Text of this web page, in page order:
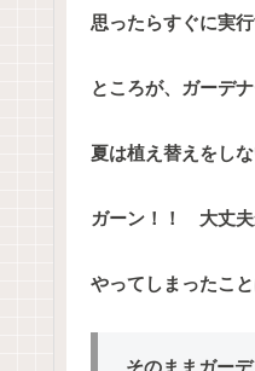
思ったらすぐに実
ところが、ガーデ
夏は植え替えをし
ガーン！！ 大丈夫
やってしまったこ
そのままガー